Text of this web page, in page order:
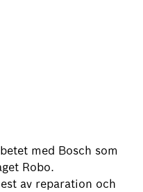
med Bosch som
Robo.
av reparation och